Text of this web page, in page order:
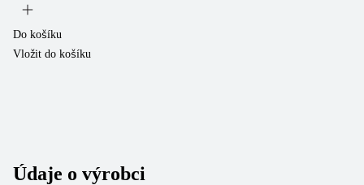
Do košíku
Vložit do košíku
Údaje o výrobci